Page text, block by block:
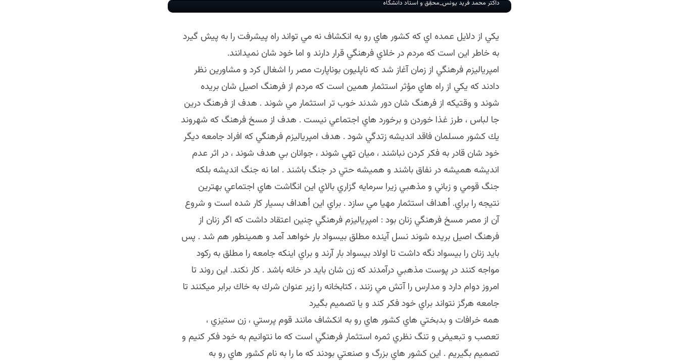
داکتر محمد فرید یونس_محقِق و استاد دانشگاه
يكي از دلايل عمده اي كه كشور هاي رو به انكشاف نه مي تواند راه پيشرفت را به پيش گيرد
به خاطر اين است كه مردم در خلاي فرهنگي قرار دارند و اما خود شان نميدانند.
امپرياليزم فرهنگي از زمان آغاز شد كه ناپليون بوناپارت مصر را اشغال كرد و مشاورين نظر
دادند كه يكي از راه هاي مؤثر استثمار همين است كه مردم از فرهنگ اصيل شان بريده
شوند و وقتيكه از فرهنگ شان دور شدند خوب تر استثمار مي شوند . هدف از فرهنگ درين
جا لباس ، طرز غذا خوردن و برخورد هاي اجتماعي نيست . هدف از مسخ فرهنگ كه شهروند
يك كشور مسلمان فاقد انديشه زتدگي شود . هدف امپرياليزم فرهنگي كه افراد جامعه ديگر
خود شان قادر به فكر كردن نباشند ، ميان تهي شوند ، جوانان بي هدف شوند ، در اثر عدم
انديشه هميشه در نفاق باشند و هميشه حتي در جنگ باشند . اما نه جنگ انديشه بلكه
جنگ قومي و زباني و مذهبي زيرا سرمايه گزاري بالاي اين انگاشت هاي اجتماعي بهترين
نتيجه را براي. أهداف استثمار مهيا مي سازد . براي اين أهداف بسيار كار شده است و شروع
آن از مصر مسخ فرهنگي زنان بود : امپرياليزم فرهنگي چنين اعتقاد داشت كه اگر زنان از
فرهنگ اصيل بريده شوند نسل آينده مطلق بيسواد بار خواهد آمد و همينطور هم شد . پس
بايد زنان را بيسواد نگه داشت تا اولاد بيسواد بار آرند و براي اينكه جامعه را مطلق به ركود
مواجه كنند در پوست مذهبي درآمدند كه زن شان بايد در خانه باشد . كار نكند. اين روند تا
امروز دوام دارد و مدارس را آتش مي زنند ، كتابخانه را زير عنوان شرك به خاك برابر ميكنند تا
جامعه هرگز نتواند براي خود فكر كند و يا تصميم بگيرد
همه خرافات و بدبختي هاي كشور هاي رو به انكشاف مانند قوم پرستي ، زن ستيزي ،
تعصب و تبعيض و تنگ نظري ثمره استثمار فرهنگي است كه ما نتوانيم به خود فكر كنيم و
تصميم بگيريم . اين كشور هاي بزرگ و صنعتي بودند كه ما را به نام كشور هاي رو به